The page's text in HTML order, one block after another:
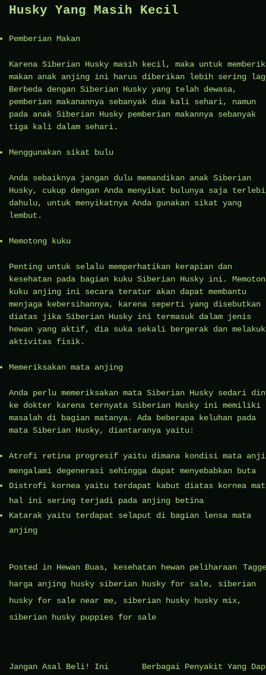
Husky Yang Masih Kecil
Pemberian Makan
Karena Siberian Husky masih kecil, maka untuk
makan anak anjing ini harus diberikan lebih sering
Berbeda dengan Siberian Husky yang telah dewasa,
pemberian makanannya sebanyak dua kali sehari, namun
pada anak Siberian Husky pemberian makannya sebanyak
tiga kali dalam sehari.
Menggunakan sikat bulu
Anda sebaiknya jangan dulu memandikan anak Siberian
Husky, cukup dengan Anda menyikat bulunya saja
dahulu, untuk menyikatnya Anda gunakan sikat yang
lembut.
Memotong kuku
Penting untuk selalu memperhatikan kerapian dan
kesehatan pada bagian kuku Siberian Husky ini.
kuku anjing ini secara teratur akan dapat membantu
menjaga kebersihannya, karena seperti yang disebutkan
diatas jika Siberian Husky ini termasuk dalam jenis
hewan yang aktif, dia suka sekali bergerak dan
aktivitas fisik.
Memeriksakan mata anjing
Anda perlu memeriksakan mata Siberian Husky sedari
ke dokter karena ternyata Siberian Husky ini memiliki
masalah di bagian matanya. Ada beberapa keluhan pada
mata Siberian Husky, diantaranya yaitu:
Atrofi retina progresif yaitu dimana kondisi mata
mengalami degenerasi sehingga dapat menyebabkan buta
Distrofi kornea yaitu terdapat kabut diatas kornea
hal ini sering terjadi pada anjing betina
Katarak yaitu terdapat selaput di bagian lensa mata
anjing
Posted in Hewan Buas, kesehatan hewan peliharaan
harga anjing husky siberian husky for sale, siberian
husky for sale near me, siberian husky husky mix,
siberian husky puppies for sale
Navigasi
Jangan Asal Beli! Ini Berbagai Penyakit Yang